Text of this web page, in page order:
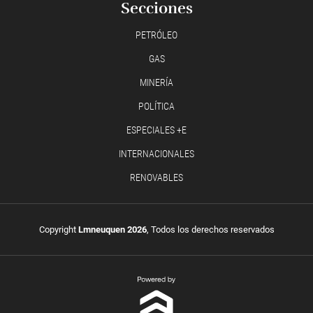
Secciones
PETRÓLEO
GAS
MINERÍA
POLÍTICA
ESPECIALES +E
INTERNACIONALES
RENOVABLES
Copyright Lmneuquen 2026, Todos los derechos reservados